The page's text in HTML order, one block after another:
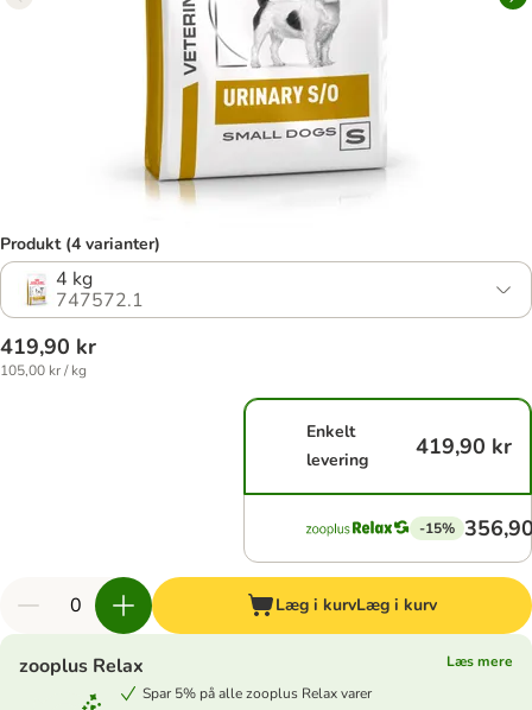
Produkt (4 varianter)
4 kg
747572.1
419,90 kr
105,00 kr / kg
Enkelt
levering
419,90 kr
-15%
Læg i kurvLæg i kurv
zooplus Relax
Læs mere
Spar 5% på alle zooplus Relax varer